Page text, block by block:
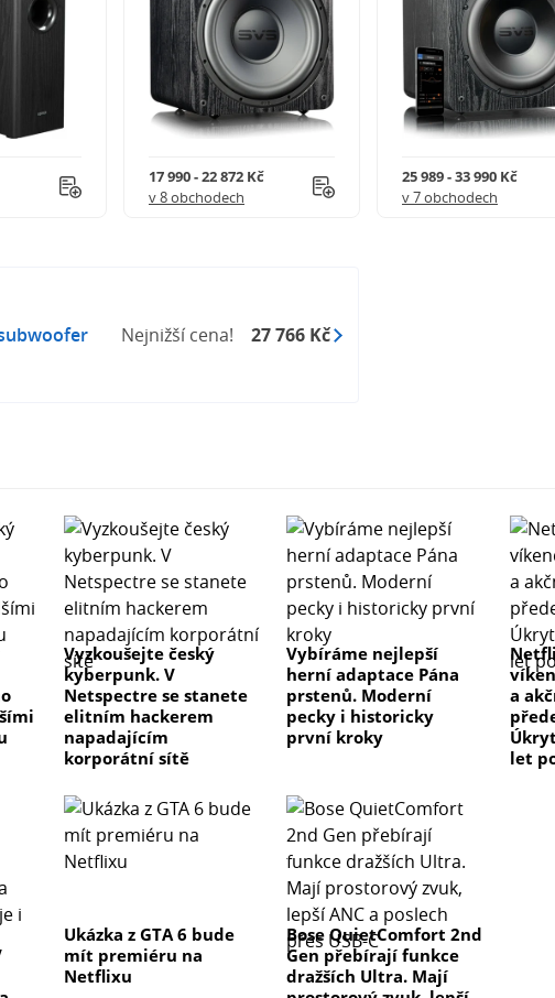
17 990 - 22 872 Kč
v 8 obchodech
25 989 - 33 990 Kč
v 7 obchodech
subwoofer Nejnižší cena! 27 766 Kč
Vyzkoušejte český
kyberpunk. V
Netspectre se stanete
elitním hackerem
napadajícím
korporátní sítě
Vybíráme nejlepší
herní adaptace Pána
prstenů. Moderní
pecky i historicky
první kroky
a
let
Ukázka z GTA 6 bude
mít premiéru na
Netflixu
Bose QuietComfort 2nd
Gen přebírají funkce
dražších Ultra. Mají